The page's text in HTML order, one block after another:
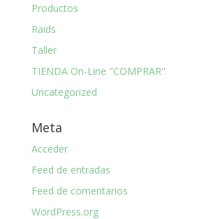
Productos
Raids
Taller
TIENDA On-Line "COMPRAR"
Uncategorized
Meta
Acceder
Feed de entradas
Feed de comentarios
WordPress.org